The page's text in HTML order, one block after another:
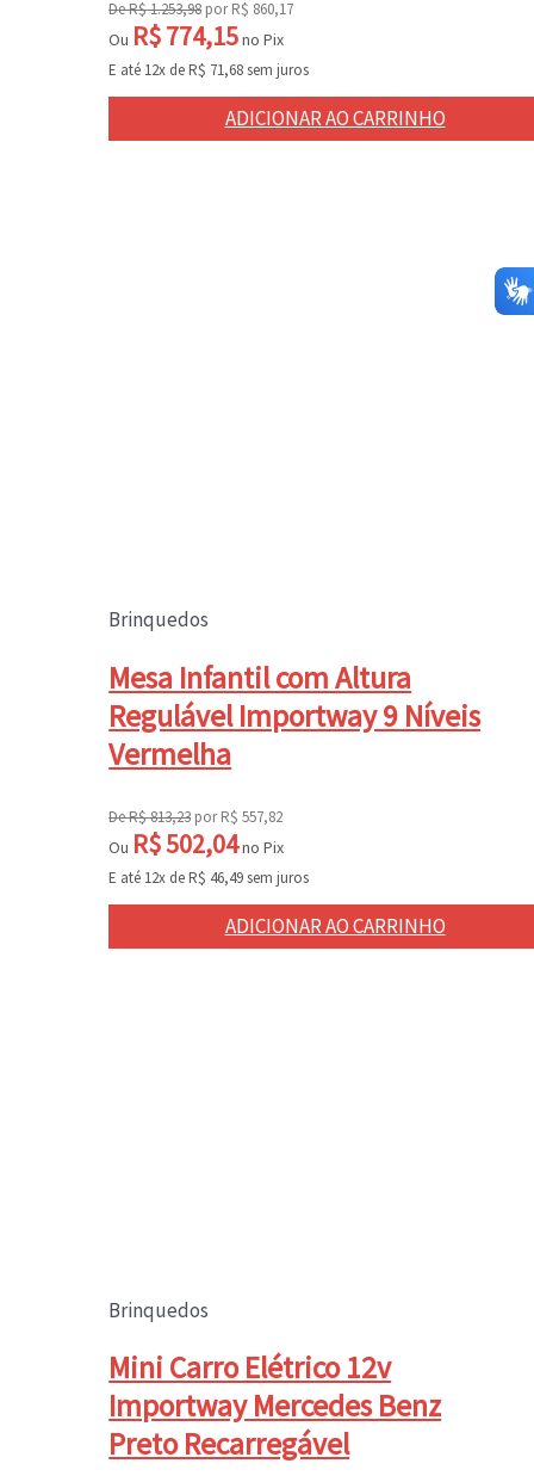
DeR$1.253,98 porR$ 860,17
Ou R$774,15no Pix
E até 12x deR$ 71,68sem juros
ADICIONAR AO CARRINHO
Brinquedos
Mesa Infantil com Altura
Regulável Importway 9 Níveis
Vermelha
DeR$813,23 porR$ 557,82
Ou R$502,04no Pix
E até 12x deR$ 46,49sem juros
ADICIONAR AO CARRINHO
Brinquedos
Mini Carro Elétrico 12v
Importway Mercedes Benz
Preto Recarregável